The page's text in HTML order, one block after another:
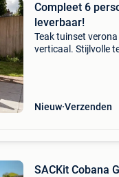
Compleet 6
leverbaar!
Teak tuinset
verticaal. Stijlvolle
Nieuw Verzenden
SACKit Cobana